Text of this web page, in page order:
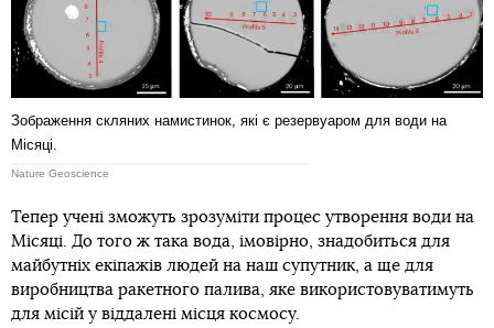
Зображення скляних намистинок, які є резервуаром для води на
Місяці.
Nature Geoscience
Тепер учені зможуть зрозуміти процес утворення води на
Місяці. До того ж така вода, імовірно, знадобиться для
майбутніх екіпажів людей на наш супутник, а ще для
виробництва ракетного палива, яке використовуватимуть
для місій у віддалені місця космосу.